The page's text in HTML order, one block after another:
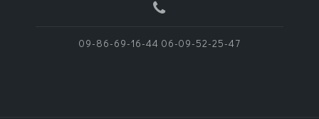
09-86-69-16-44 06-09-52-25-47